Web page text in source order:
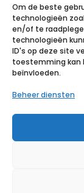
Om de beste
technologieën
en/of te
technologieën
ID's op deze site
toestemming kan
beïnvloeden.
Beheer diensten
STERILUX
10x10cm
30×5 p/s
Voeg toe aan